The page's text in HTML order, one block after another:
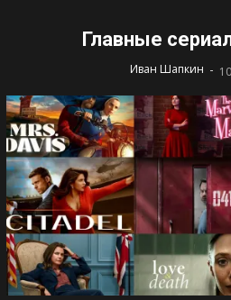
Главные
Иван Шапкин -